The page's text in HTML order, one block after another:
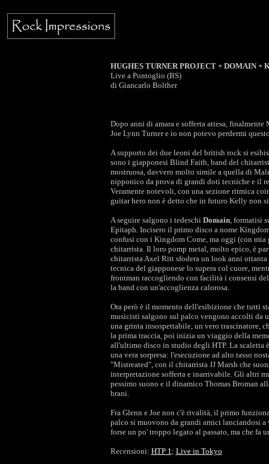
HUGHES TURNER PROJECT + DOMAIN +
Live a Pontoglio (BS)
di Giancarlo Bolther
Dopo anni di amara e sofferta attesa,
Joe Lynn Turner e io non potevo perdermi
A supporto dei due leoni del british rock si
sono i giapponesi Blind Faith, band del
mostruosa, davvero molto simile a quella di
nipponico da prova di grandi doti tecniche e il
Veramente notevoli, con una sezione ritmica
guitar hero non è detto che in futuro Kelly non
A seguire salgono i tedeschi Domain, formatisi
Epitaph. Incisero il primo disco a nome
confusi con i Kingdom Come, ma oggi (con
chitarrista. Il loro pomp metal, molto epico, è
chitarrista Axel Ritt sfodera un look anni
tecnica del giapponese lo supera col cuore,
frontman raccogliendo con facilità i consensi
la band con un'accoglienza calorosa.
Ora però è il momento dell'esibizione che tutti
musicisti salgono sul palco vengono accolti da
una grinta insospettabile, un vero trascinatore,
la prima traccia, poi inizia un viaggio della
all'ultimo disco in studio degli HTP. La scaletta
una vera sorpresa: l'esecuzione ad alto tasso
"Mistreated", con il chitarrista JJ Marsh che
interpretazione sofferta e inarrivabile. Gli altri
pessimo suono e il dinamico Thomas Broman
brani.
Fra Glenn e Joe non c'è rivalità, il primo
palco si muovono da grandi amici lanciandosi
forse un po' troppo legato al passato, ma che fa
Recensioni: HTP 1; Live in Tokyo